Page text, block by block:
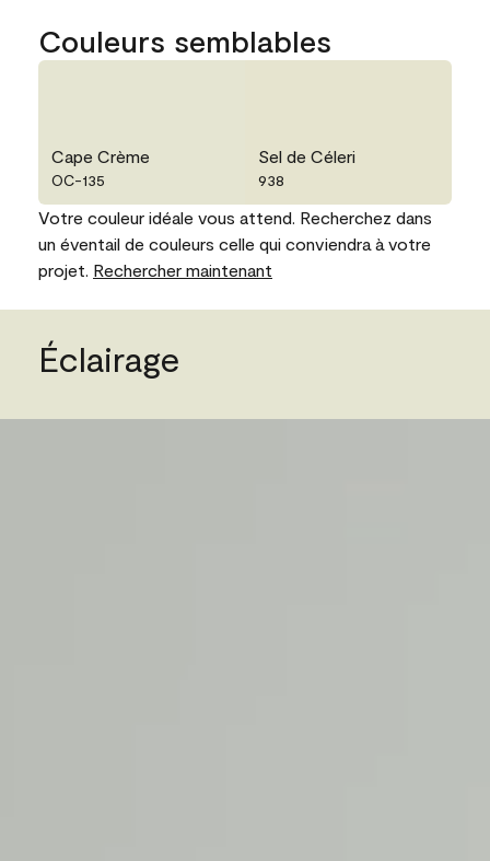
Couleurs semblables
Cape Crème
OC-135
Sel de Céleri
938
Votre couleur idéale vous attend. Recherchez dans
un éventail de couleurs celle qui conviendra à votre
projet. Rechercher maintenant
Éclairage